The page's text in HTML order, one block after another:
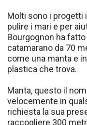
Molti sono i progetti
pulire i mari e per
Bourgognon ha
catamarano da 70
come una manta e
plastica che trova.
Manta, questo il
velocemente in
richiesta la sua
raccogliere 300